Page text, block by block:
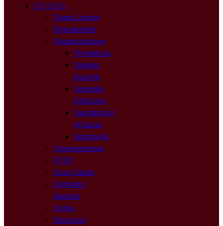
ISTITUTO
Orario Lezioni
Regolamenti
Organizzazione
Presidenza
Collegio
Docenti
Consiglio
d’Istituto
Coordinatori
di Classe
Segreteria
Organigramma
PTOF
Dove Siamo
Comitato
Genitori
Storia
Sicurezza